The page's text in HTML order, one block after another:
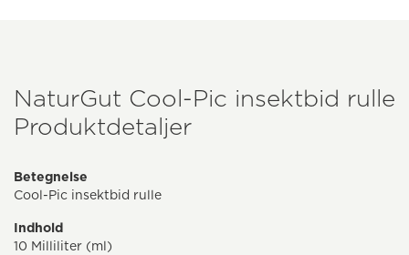
NaturGut Cool-Pic insektbid rulle
Produktdetaljer
Betegnelse
Cool-Pic insektbid rulle
Indhold
10 Milliliter (ml)